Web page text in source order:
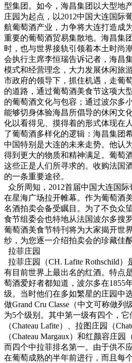
型集团。如今，海昌集团以大型地
庄园为起点，以2012中国大连国际
航葡萄酒产业，力争将大连打造成
重要的葡萄酒贸易集散地。海昌集
时，也与世界接轨引领着本土时尚
会执行主席李恒瑞告诉记者，海昌
模式和经营理念，大力发展休闲旅
市政府的领导下，抓住机遇，走葡
的道路，通过葡萄酒美食节这项大
的葡萄酒文化与包容；通过波尔多
能够切身体验海昌所倡导的休闲文
化以看得见、摸得着的形式体现在
了葡萄酒多样化的逻辑：海昌集团
中国特别是大连的未来走势。他认
得到更大的物质和精神满足。葡萄
这些正是人们所寻求的。收购法国
的一条重要途径。
众所周知，2012首届中国大连国际
在星海广场拉开帷幕。作为葡萄酒
名酒拍卖会备受瞩目。为了不负众
食节组委会也特地从法国波尔多搜
葡萄酒美食节特刊将为大家揭开世
纱，为您逐一介绍拍卖会的珍藏佳酿
拉菲庄园
拉菲庄园（CH. Lafite Rothschild
有目前世界上最出名的红酒。特点
萄酒爱好者都知道，波尔多在1855
级。当时他们在多如繁星的庄园中
做Grand Cru Classe（中文可称做列
为5个级别。其中第一级有四个，它
（Chateau Lafite）、拉图庄园（
（Chateau Margaux）和红颜容庄园
而四个中拉菲排名第一。由于供不
在葡萄成熟的半年前进行，而且每